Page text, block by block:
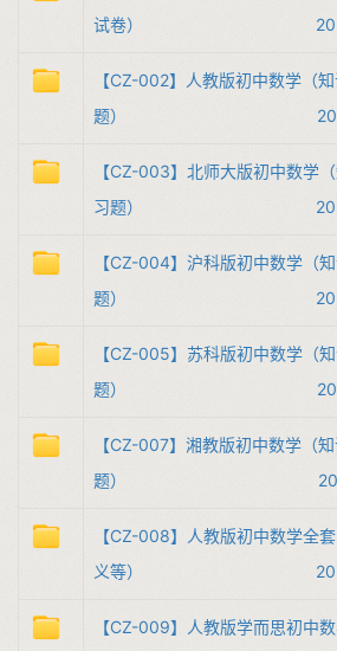
试卷）
【CZ-002】人教版初中数学（
题）
【CZ-003】北师大版初中数学
习题）
【CZ-004】沪科版初中数学（
题）
【CZ-005】苏科版初中数学（
题）
【CZ-007】湘教版初中数学（
题）
【CZ-008】人教版初中数学全
义等）
【CZ-009】人教版学而思初中